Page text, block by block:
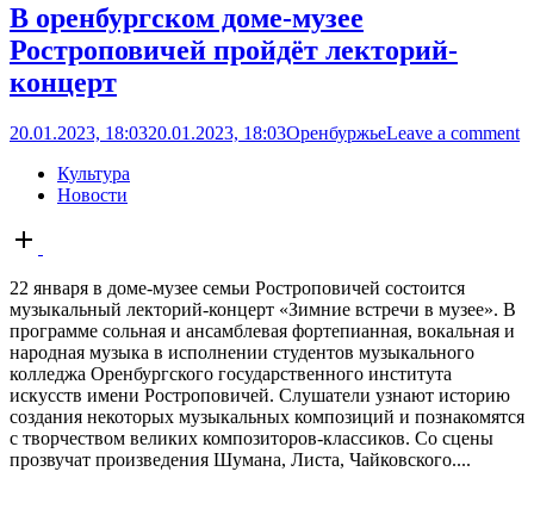
В оренбургском доме-музее
Ростроповичей пройдёт лекторий-
концерт
20.01.2023, 18:0320.01.2023, 18:03ОренбуржьеLeave a comment
Культура
Новости
Open
post
22 января в доме-музее семьи Ростроповичей состоится
музыкальный лекторий-концерт «Зимние встречи в музее». В
программе сольная и ансамблевая фортепианная, вокальная и
народная музыка в исполнении студентов музыкального
колледжа Оренбургского государственного института
искусств имени Ростроповичей. Слушатели узнают историю
создания некоторых музыкальных композиций и познакомятся
с творчеством великих композиторов-классиков. Со сцены
прозвучат произведения Шумана, Листа, Чайковского....